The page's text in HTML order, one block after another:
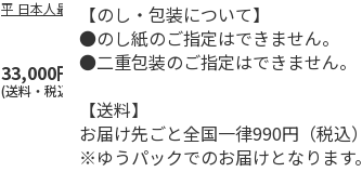
平 日本人最多53試
合連続出塁記念 ダ
33,000円
(送料・税込)
谷翔平 2026 NL 3・
4月投手…
33,000円
イ…
9,900円
【のし・包装について】
●のし紙のご指定はできません。
●二重包装のご指定はできません。
【送料】
お届け先ごと全国一律990円（税込）
※ゆうパックでのお届けとなります。